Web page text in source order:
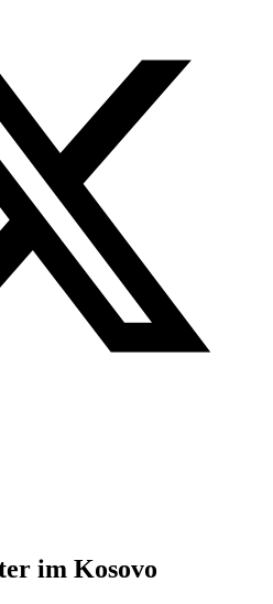
im Kosovo